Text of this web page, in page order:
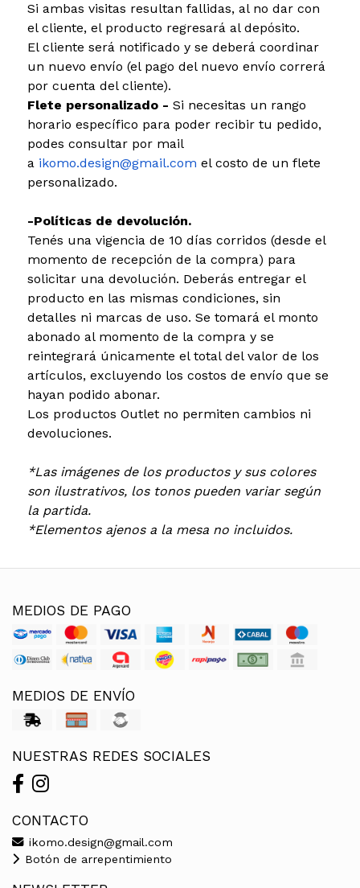
Si ambas visitas resultan fallidas, al no dar con
el cliente, el producto regresará al depósito.
El cliente será notificado y se deberá coordinar
un nuevo envío (el pago del nuevo envío correrá
por cuenta del cliente).
Flete personalizado - Si necesitas un rango
horario específico para poder recibir tu pedido,
podes consultar por mail
a ikomo.design@gmail.com el costo de un flete
personalizado.
-Políticas de devolución.
Tenés una vigencia de 10 días corridos (desde el
momento de recepción de la compra) para
solicitar una devolución. Deberás entregar el
producto en las mismas condiciones, sin
detalles ni marcas de uso. Se tomará el monto
abonado al momento de la compra y se
reintegrará únicamente el total del valor de los
artículos, excluyendo los costos de envío que se
hayan podido abonar.
Los productos Outlet no permiten cambios ni
devoluciones.
*Las imágenes de los productos y sus colores
son ilustrativos, los tonos pueden variar según
la partida.
*Elementos ajenos a la mesa no incluidos.
MEDIOS DE PAGO
MEDIOS DE ENVÍO
NUESTRAS REDES SOCIALES
CONTACTO
ikomo.design@gmail.com
Botón de arrepentimiento